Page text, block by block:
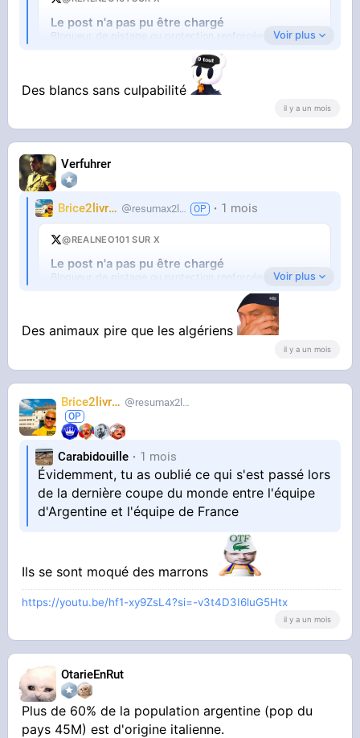
Le post n'a pas pu être chargé
Bloqueur de pistage ou protection renforcée (Firefox).
Voir plus
Des blancs sans culpabilité
il y a un mois
Verfuhrer
Brice2livres resumax2livres 1 mois
@REALNEO101 SUR X
Le post n'a pas pu être chargé
Bloqueur de pistage ou protection renforcée (Firefox).
Voir plus
Des animaux pire que les algériens
il y a un mois
Brice2livres resumax2livres
Carabidouille 1 mois
Évidemment, tu as oublié ce qui s'est passé lors
de la dernière coupe du monde entre l'équipe
d'Argentine et l'équipe de France
Ils se sont moqué des marrons
https://youtu.be/hf1-xy9ZsL4?si=-v3t4D3I6luG5Htx
il y a un mois
OtarieEnRut
Plus de 60% de la population argentine (pop du
pays 45M) est d'origine italienne.